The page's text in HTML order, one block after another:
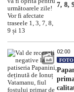
7, 8,
02:00
FOTO